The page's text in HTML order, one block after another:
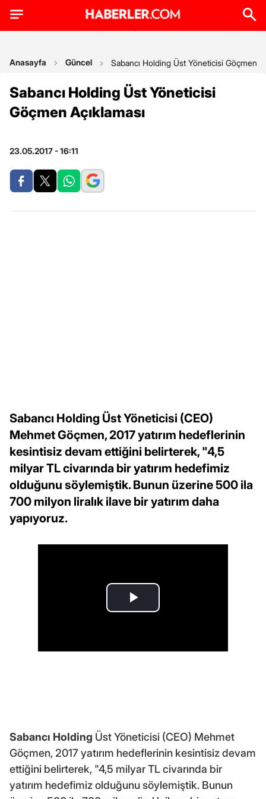
Anasayfa Güncel Sabancı Holding Üst Yöneticisi Göçmen
Sabancı Holding Üst Yöneticisi
Göçmen Açıklaması
23.05.2017 - 16:11
Sabancı Holding Üst Yöneticisi (CEO)
Mehmet Göçmen, 2017 yatırım hedeflerinin
kesintisiz devam ettiğini belirterek, "4,5
milyar TL civarında bir yatırım hedefimiz
olduğunu söylemiştik. Bunun üzerine 500 ila
700 milyon liralık ilave bir yatırım daha
yapıyoruz.
Sabancı Holding Üst Yöneticisi (CEO) Mehmet
Göçmen, 2017 yatırım hedeflerinin kesintisiz devam
ettiğini belirterek, "4,5 milyar TL civarında bir
yatırım hedefimiz olduğunu söylemiştik. Bunun